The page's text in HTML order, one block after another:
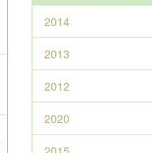
2014
2013
2012
2020